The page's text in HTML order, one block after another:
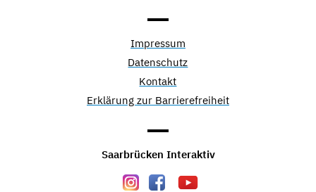
Impressum
Datenschutz
Kontakt
Erklärung zur Barrierefreiheit
Saarbrücken Interaktiv